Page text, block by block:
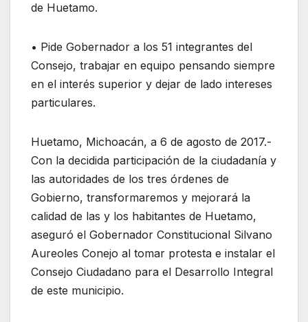
de Huetamo.
• Pide Gobernador a los 51 integrantes del
Consejo, trabajar en equipo pensando siempre
en el interés superior y dejar de lado intereses
particulares.
Huetamo, Michoacán, a 6 de agosto de 2017.-
Con la decidida participación de la ciudadanía y
las autoridades de los tres órdenes de
Gobierno, transformaremos y mejorará la
calidad de las y los habitantes de Huetamo,
aseguró el Gobernador Constitucional Silvano
Aureoles Conejo al tomar protesta e instalar el
Consejo Ciudadano para el Desarrollo Integral
de este municipio.